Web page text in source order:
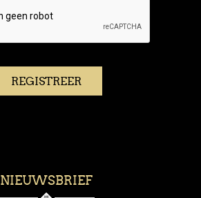
NIEUWSBRIEF